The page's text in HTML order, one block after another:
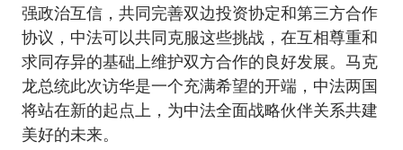
强政治互信，共同完善双边投资协定和第三方合作
协议，中法可以共同克服这些挑战，在互相尊重和
求同存异的基础上维护双方合作的良好发展。马克
龙总统此次访华是一个充满希望的开端，中法两国
将站在新的起点上，为中法全面战略伙伴关系共建
美好的未来。